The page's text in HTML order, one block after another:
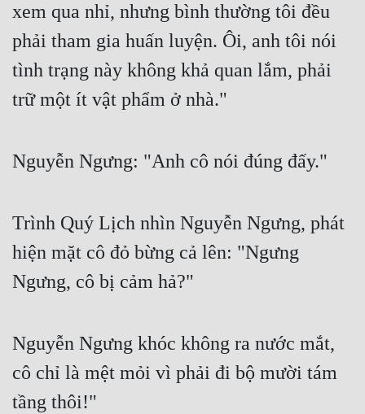
Khoa Huyễn
Khoa Huyễn Không Gian
Kinh Dị
Kiếm Hiệp
Kỳ Ảo
Mạt Thế
Mỹ Thực
Ngôn Tình
xem qua nhỉ, nhưng bình thường tôi đều
phải tham gia huấn luyện. Ôi, anh tôi nói
tình trạng này không khả quan lắm, phải
trữ một ít vật phẩm ở nhà."
Nguyễn Ngưng: "Anh cô nói đúng đấy."
Trình Quý Lịch nhìn Nguyễn Ngưng, phát
hiện mặt cô đỏ bừng cả lên: "Ngưng
Ngưng, cô bị cảm hả?"
Nguyễn Ngưng khóc không ra nước mắt,
cô chỉ là mệt mỏi vì phải đi bộ mười tám
tầng thôi!"